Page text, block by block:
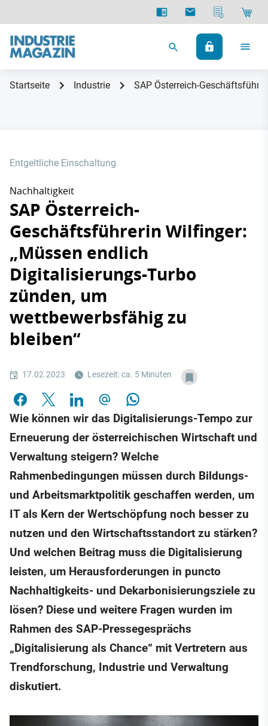
Startseite Industrie SAP Österreich-
Entgeltliche Einschaltung
Nachhaltigkeit
SAP Österreich-
Geschäftsführerin Wilfinger:
„Müssen endlich
Digitalisierungs-Turbo
zünden, um
wettbewerbsfähig zu
bleiben“
17.02.2023 Lesezeit: ca. 5 Minuten
Wie können wir das Digitalisierungs-Tempo zur
Erneuerung der österreichischen Wirtschaft und
Verwaltung steigern? Welche
Rahmenbedingungen müssen durch Bildungs-
und Arbeitsmarktpolitik geschaffen werden, um
IT als Kern der Wertschöpfung noch besser zu
nutzen und den Wirtschaftsstandort zu stärken?
Und welchen Beitrag muss die Digitalisierung
leisten, um Herausforderungen in puncto
Nachhaltigkeits- und Dekarbonisierungsziele zu
lösen? Diese und weitere Fragen wurden im
Rahmen des SAP-Pressegesprächs
„Digitalisierung als Chance“ mit Vertretern aus
Trendforschung, Industrie und Verwaltung
diskutiert.